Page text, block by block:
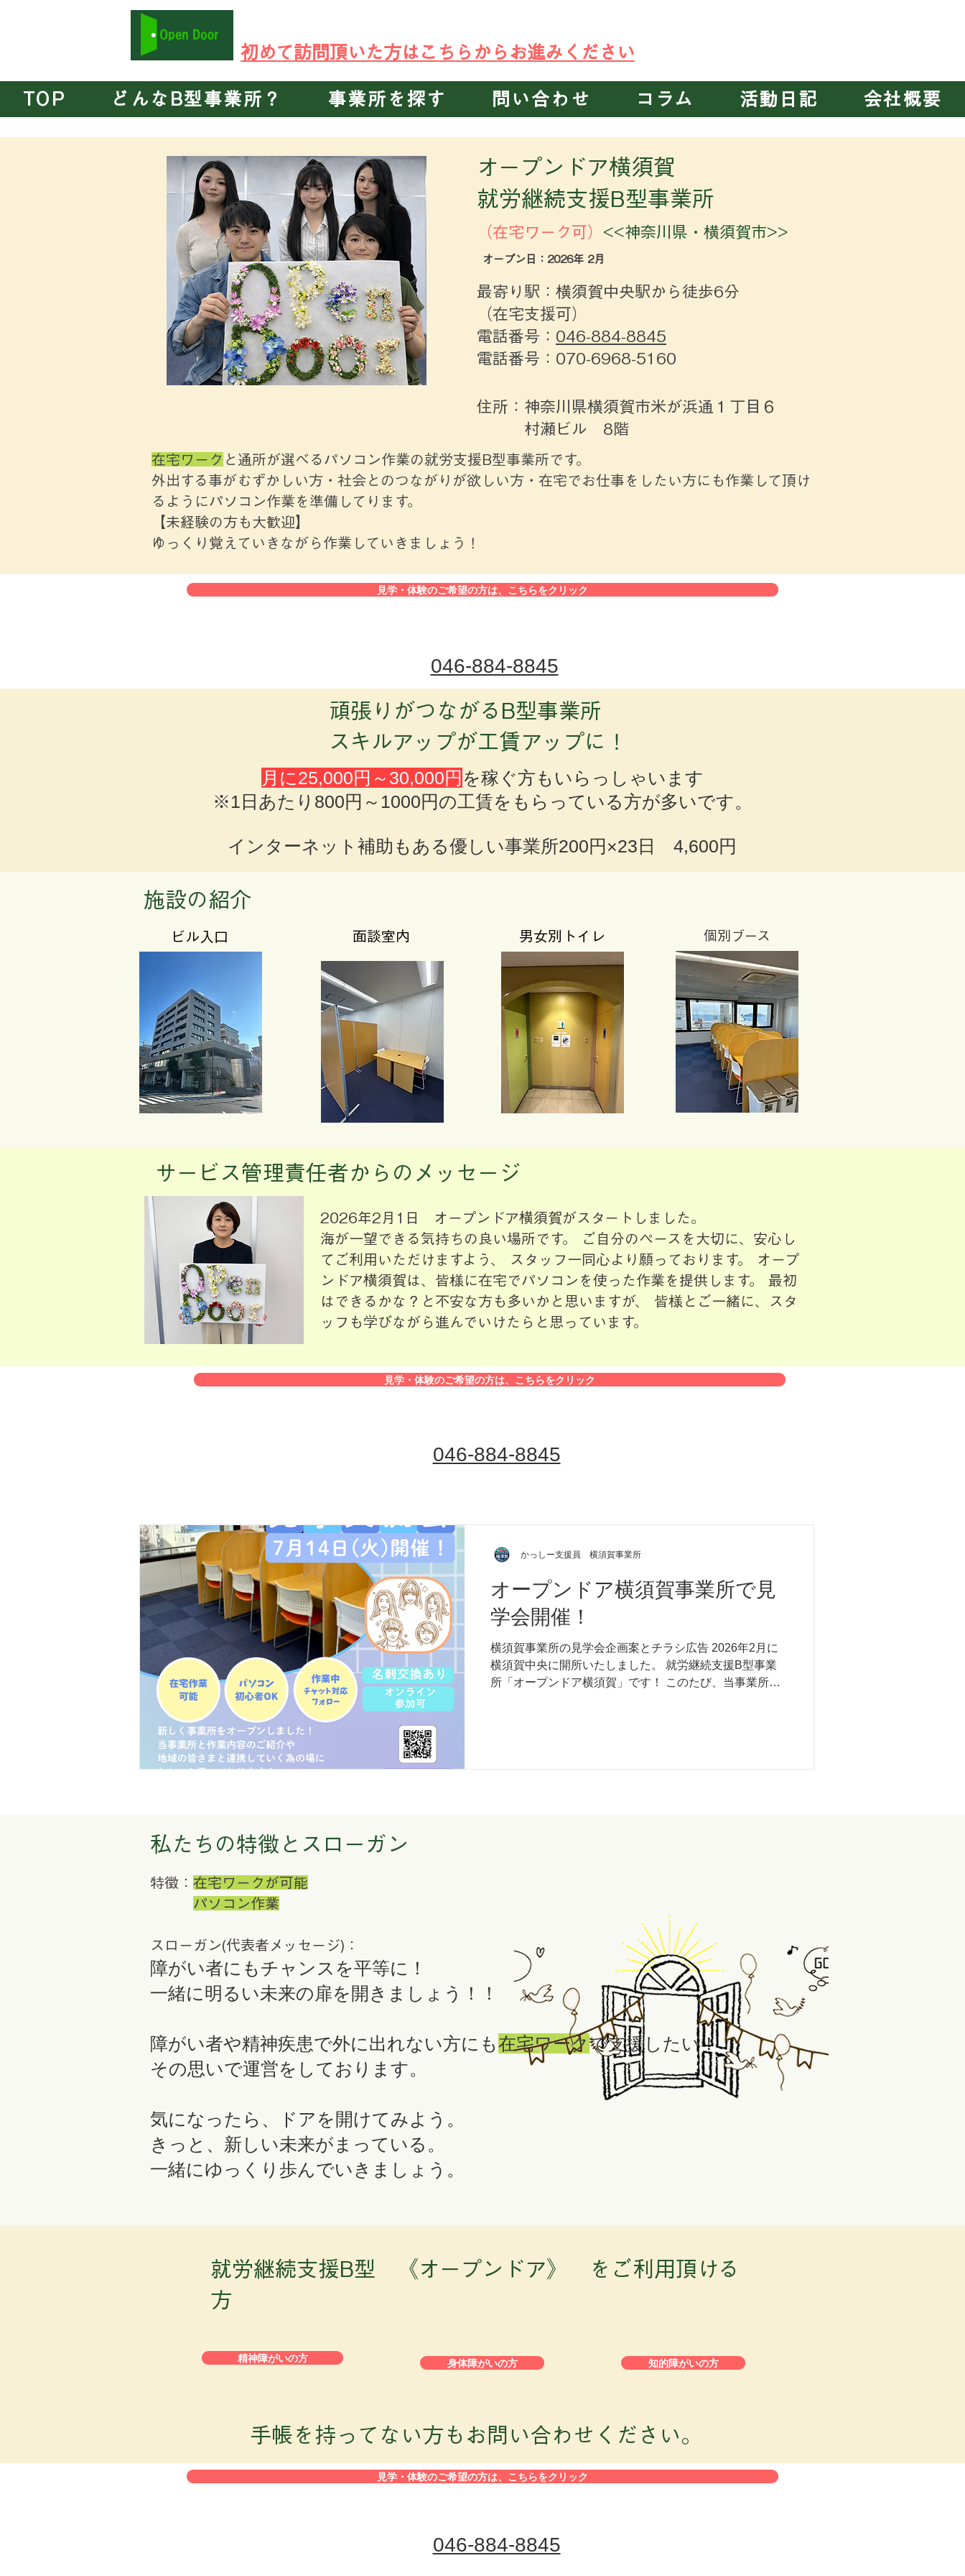
​初めて訪問頂いた方はこちらからお進みください
TOP どんなB型事業所？ 事業所を探す 問い合わせ コラム 活動日記 会社概要
​オープンドア横須賀
就労継続支援B型事業所
（在宅ワーク可） <<神奈川県・横須賀市>>
​オープン日：2026年 2月
最寄り駅：横須賀中央駅から徒歩6分
（在宅支援可）
​電話番号： 046-884-8845
電話番号：070-6968-5160
住所：神奈川県横須賀市米が浜通１丁目６
村瀬ビル 8階
在宅ワーク と通所が選べるパソコン作業の就労支援B型事業所です。
外出する事がむずかしい方・社会とのつながりが欲しい方・在宅でお仕事をしたい方にも作業して頂け
るようにパソコン作業を準備してります。
【未経験の方も大歓迎】
ゆっくり覚えていきながら作業していきましょう！
見学・体験のご希望の方は、こちらをクリック
046-884-8845
​頑張りがつながるB型事業所
スキルアップが工賃アップに！
月に25,000円～30,000円 を稼ぐ方もいらっしゃいます
※1日あたり800円～1000円の工賃をもらっている方が多いです。
インターネット補助もある優しい事業所200円×23日 4,600円
​施設の紹介
​ビル入口 ​面談室内 男女別トイレ ​個別ブース
​サービス管理責任者からのメッセージ
2026年2月1日 オープンドア横須賀がスタートしました。
海が一望できる気持ちの良い場所です。 ご自分のペースを大切に、安心し
てご利用いただけますよう、 スタッフ一同心より願っております。 オープ
ンドア横須賀は、皆様に在宅でパソコンを使った作業を提供します。 最初
はできるかな？と不安な方も多いかと思いますが、 皆様とご一緒に、スタ
ッフも学びながら進んでいけたらと思っています。
見学・体験のご希望の方は、こちらをクリック
046-884-8845
オープンドア横須賀事業所で見
学会開催！
横須賀事業所の見学会企画案とチラシ広告 2026年2月に
横須賀中央に開所いたしました。 就労継続支援B型事業
所「オープンドア横須賀」です！ このたび、当事業所に
に触れたことはないけれど挑戦してみたい」という方も
説明 ・サービス管理責任者挨拶 ・支援方針 ・質疑
応答 ・来ていただいた事業所の自己紹介 ...
かっしー支援員 横須賀事業所
私たちの特徴とスローガン
特徴： 在宅ワークが可能
パソコン作業
スローガン(代表者メッセージ) ：
障がい者にもチャンスを平等に！
一緒に明るい未来の扉を開きましょう！！
障がい者や精神疾患で外に出れない方にも在宅ワークで支援したい！
その思いで運営をしております。
気になったら、ドアを開けてみよう。
きっと、新しい未来がまっている。
​一緒にゆっくり歩んでいきましょう。
​就労継続支援B型 《オープンドア》 をご利用頂ける
方
精神障がいの方 身体障がいの方 知的障がいの方
​手帳を持ってない方もお問い合わせください。
見学・体験のご希望の方は、こちらをクリック
046-884-8845